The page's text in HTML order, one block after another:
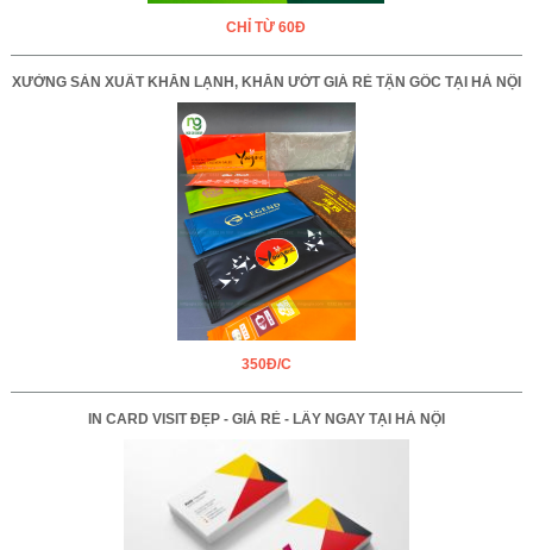
CHỈ TỪ 60Đ
XƯỞNG SẢN XUẤT KHĂN LẠNH, KHĂN ƯỚT GIÁ RẺ TẬN GỐC TẠI HÀ NỘI
350Đ/C
IN CARD VISIT ĐẸP - GIÁ RẺ - LẤY NGAY TẠI HÀ NỘI